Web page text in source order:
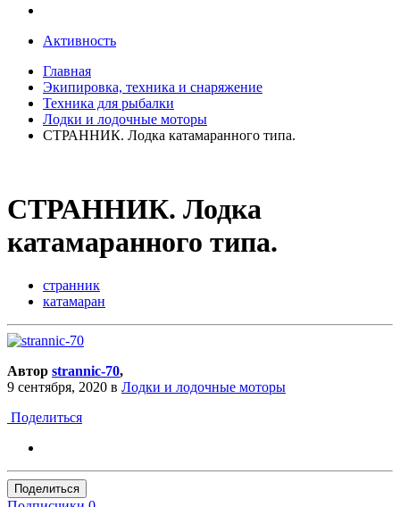
Активность
Главная
Экипировка, техника и снаряжение
Техника для рыбалки
Лодки и лодочные моторы
СТРАННИК. Лодка катамаранного типа.
СТРАННИК. Лодка
катамаранного типа.
странник
катамаран
Автор strannic-70,
9 сентября, 2020 в Лодки и лодочные моторы
Поделиться
Поделиться